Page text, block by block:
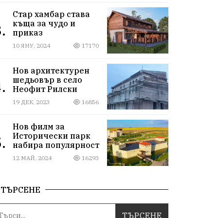
Стар хамбар става
къща за чудо и
приказ
10 ЯНУ, 2024 17170
Нов архитектурен
шедьовър в село
Неофит Рилски
19 ДЕК, 2023 16856
Нов филм за
Исторически парк
набира популярност
12 МАЙ, 2024 16293
ТЪРСЕНЕ